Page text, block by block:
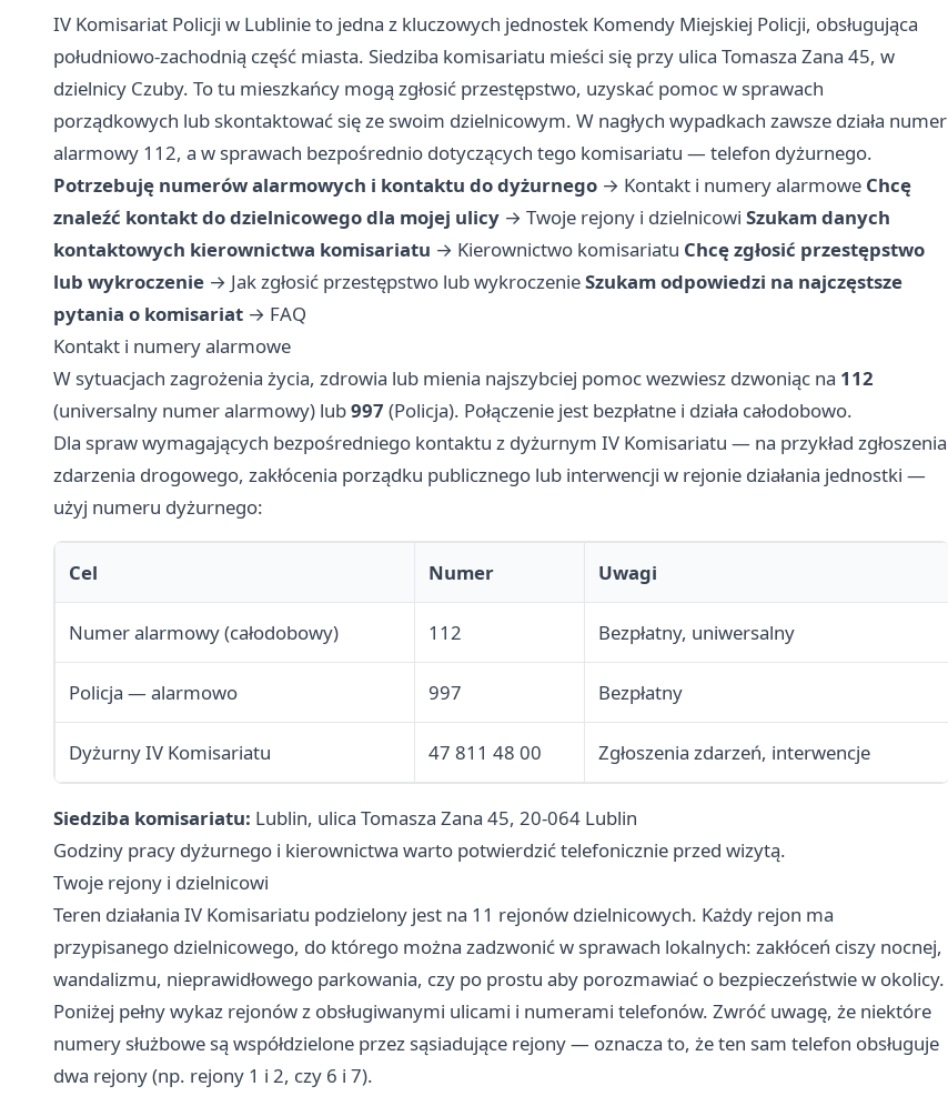
IV Komisariat Policji w Lublinie to jedna z kluczowych jednostek Komendy Miejskiej Policji, obsługująca
południowo-zachodnią część miasta. Siedziba komisariatu mieści się przy ulica Tomasza Zana 45, w
dzielnicy Czuby. To tu mieszkańcy mogą zgłosić przestępstwo, uzyskać pomoc w sprawach
porządkowych lub skontaktować się ze swoim dzielnicowym. W nagłych wypadkach zawsze działa numer
alarmowy 112, a w sprawach bezpośrednio dotyczących tego komisariatu — telefon dyżurnego.
Potrzebuję numerów alarmowych i kontaktu do dyżurnego → Kontakt i numery alarmowe Chcę
znaleźć kontakt do dzielnicowego dla mojej ulicy → Twoje rejony i dzielnicowi Szukam danych
kontaktowych kierownictwa komisariatu → Kierownictwo komisariatu Chcę zgłosić przestępstwo
lub wykroczenie → Jak zgłosić przestępstwo lub wykroczenieSzukam odpowiedzi na najczęstsze
pytania o komisariat → FAQ
Kontakt i numery alarmowe
W sytuacjach zagrożenia życia, zdrowia lub mienia najszybciej pomoc wezwiesz dzwoniąc na 112
(universalny numer alarmowy) lub997 (Policja). Połączenie jest bezpłatne i działa całodobowo.
Dla spraw wymagających bezpośredniego kontaktu z dyżurnym IV Komisariatu — na przykład zgłoszenia
zdarzenia drogowego, zakłócenia porządku publicznego lub interwencji w rejonie działania jednostki —
użyj numeru dyżurnego:
Cel Numer Uwagi
Numer alarmowy (całodobowy) 112 Bezpłatny, uniwersalny
Policja — alarmowo 997 Bezpłatny
Dyżurny IV Komisariatu 47 811 48 00 Zgłoszenia zdarzeń, interwencje
Siedziba komisariatu: Lublin, ulica Tomasza Zana 45, 20-064 Lublin
Godziny pracy dyżurnego i kierownictwa warto potwierdzić telefonicznie przed wizytą.
Twoje rejony i dzielnicowi
Teren działania IV Komisariatu podzielony jest na 11 rejonów dzielnicowych. Każdy rejon ma
przypisanego dzielnicowego, do którego można zadzwonić w sprawach lokalnych: zakłóceń ciszy nocnej,
wandalizmu, nieprawidłowego parkowania, czy po prostu aby porozmawiać o bezpieczeństwie w okolicy.
Poniżej pełny wykaz rejonów z obsługiwanymi ulicami i numerami telefonów. Zwróć uwagę, że niektóre
numery służbowe są współdzielone przez sąsiadujące rejony — oznacza to, że ten sam telefon obsługuje
dwa rejony (np. rejony 1 i 2, czy 6 i 7).